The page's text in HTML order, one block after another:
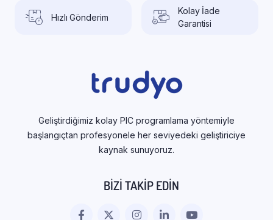
Hızlı Gönderim
Kolay İade
Garantisi
Geliştirdiğimiz kolay PIC programlama yöntemiyle
başlangıçtan profesyonele her seviyedeki geliştiriciye
kaynak sunuyoruz.
BIZI TAKIP EDIN